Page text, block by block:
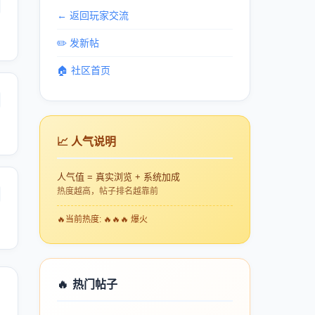
← 返回玩家交流
✏️ 发新帖
🏠 社区首页
📈 人气说明
人气值 = 真实浏览 + 系统加成
热度越高，帖子排名越靠前
🔥 当前热度: 🔥🔥🔥 爆火
🔥 热门帖子